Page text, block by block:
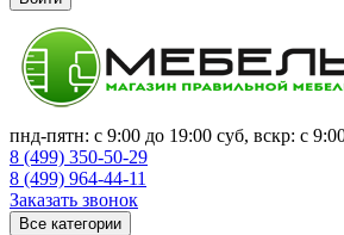
пнд-пятн: с 9:00 до 19:00 суб, вскр: с
8 (499) 350-50-29
8 (499) 964-44-11
Заказать звонок
Все категории